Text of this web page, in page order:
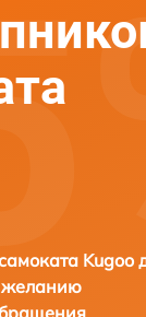
Kugoo
желанию